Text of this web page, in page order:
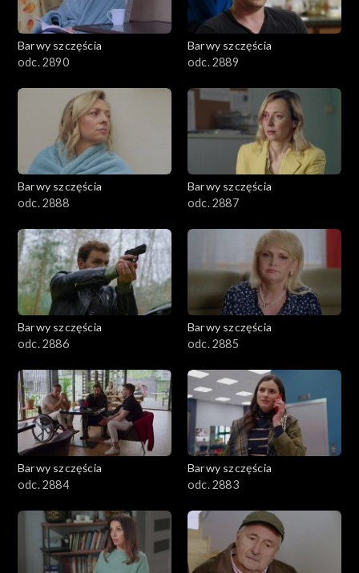
1301–1400
1101–1200
1001–1100
901–1000
801–900
782–800
Barwy szczęścia
odc. 2890
Barwy szczęścia
odc. 2889
Barwy szczęścia
odc. 2888
Barwy szczęścia
odc. 2887
Barwy szczęścia
odc. 2886
Barwy szczęścia
odc. 2885
Barwy szczęścia
odc. 2884
Barwy szczęścia
odc. 2883